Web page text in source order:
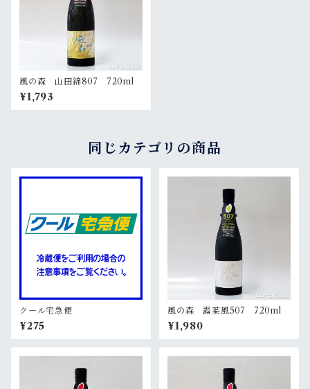
風の森 山田錦807 720ml
¥1,793
同じカテゴリの商品
クール宅急便
¥275
風の森 露葉風507 720ml
¥1,980